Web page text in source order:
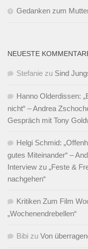
Gedanken zum
NEUESTE
Stefanie zu Sind
Hanno Olderdissen:
nicht“ – Andrea
Gespräch mit Tony
Helgi Schmid:
gutes Miteinander“ –
Interview zu „Feste &
nachgehen“
Kritiken Zum Film
„Wochenendrebellen“
Bibi zu Von